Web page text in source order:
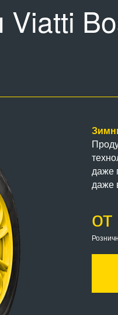
даже
даже